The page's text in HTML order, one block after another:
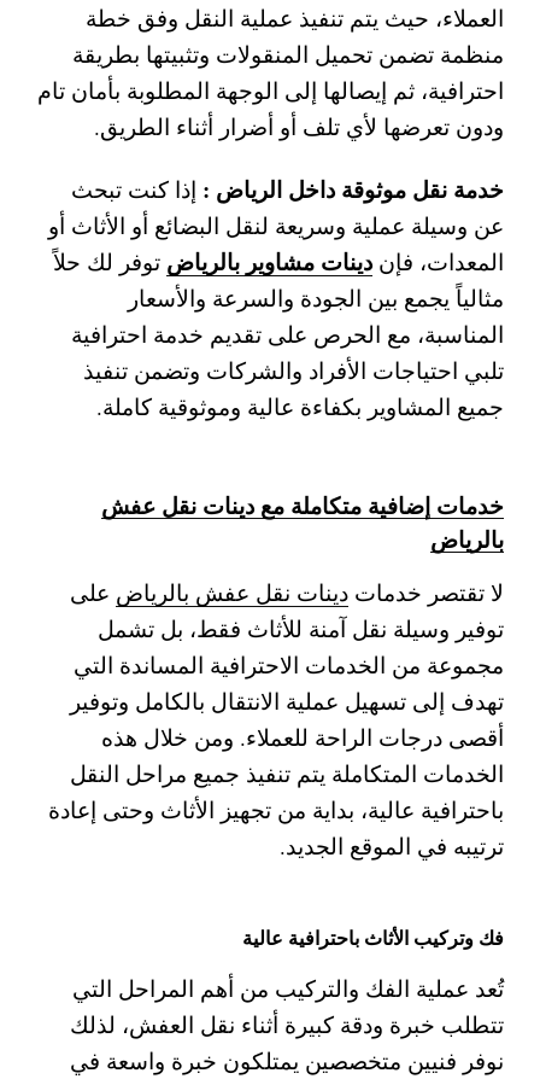
العملاء، حيث يتم تنفيذ عملية النقل وفق خطة
منظمة تضمن تحميل المنقولات وتثبيتها بطريقة
احترافية، ثم إيصالها إلى الوجهة المطلوبة بأمان تام
ودون تعرضها لأي تلف أو أضرار أثناء الطريق.
خدمة نقل موثوقة داخل الرياض : إذا كنت تبحث
عن وسيلة عملية وسريعة لنقل البضائع أو الأثاث أو
المعدات، فإن دينات مشاوير بالرياض توفر لك حلاً
مثالياً يجمع بين الجودة والسرعة والأسعار
المناسبة، مع الحرص على تقديم خدمة احترافية
تلبي احتياجات الأفراد والشركات وتضمن تنفيذ
جميع المشاوير بكفاءة عالية وموثوقية كاملة.
خدمات إضافية متكاملة مع دينات نقل عفش
بالرياض
لا تقتصر خدمات دينات نقل عفش بالرياض على
توفير وسيلة نقل آمنة للأثاث فقط، بل تشمل
مجموعة من الخدمات الاحترافية المساندة التي
تهدف إلى تسهيل عملية الانتقال بالكامل وتوفير
أقصى درجات الراحة للعملاء. ومن خلال هذه
الخدمات المتكاملة يتم تنفيذ جميع مراحل النقل
باحترافية عالية، بداية من تجهيز الأثاث وحتى إعادة
ترتيبه في الموقع الجديد.
فك وتركيب الأثاث باحترافية عالية
تُعد عملية الفك والتركيب من أهم المراحل التي
تتطلب خبرة ودقة كبيرة أثناء نقل العفش، لذلك
نوفر فنيين متخصصين يمتلكون خبرة واسعة في